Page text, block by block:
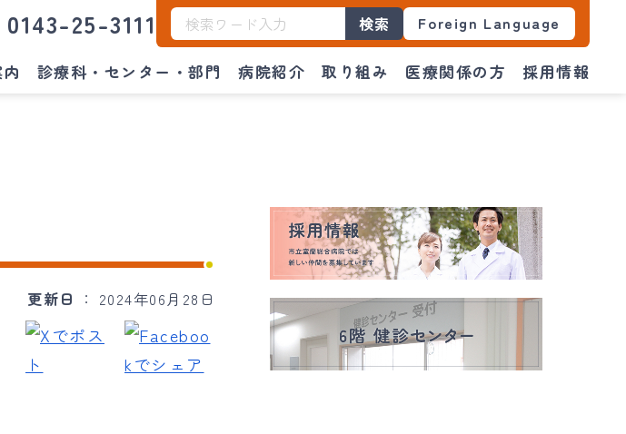
診療科・センター・部門 病院紹介 取り組み 医療関係の方 採用情報
0143-25-3111 検索 Foreign Language
更新日 2024年06月28日